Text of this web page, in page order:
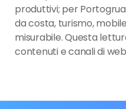
produttivi; per
da costa, turismo,
misurabile. Questa
contenuti e canali di